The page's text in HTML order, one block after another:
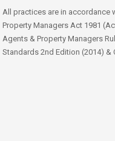
All practices are in accordance
Property Managers Act 1981
Agents & Property Managers
Standards 2nd Edition (2014) &